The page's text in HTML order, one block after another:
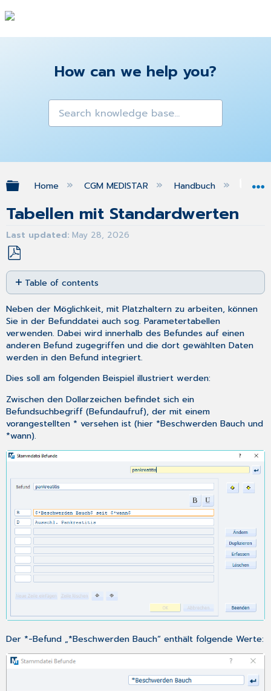
How can we help you?
Expand/collapse global hierarchy
Home CGM MEDISTAR Handbuch
Tabellen mit Standardwerten
Last updated May 28, 2026
Save
as
PDF
Table of contents
No
headers
Neben der Möglichkeit, mitPlatzhaltern zu arbeiten, können
Sie in derBefunddatei auch sog. Parametertabellen
verwenden. Dabei wird innerhalb des Befundes auf einen
anderen Befund zugegriffen und die dort gewählten Daten
werden in den Befund integriert.
Dies soll am folgenden Beispiel illustriert werden:
Zwischen den Dollarzeichen befindet sich ein
Befundsuchbegriff (Befundaufruf), der mit einem
vorangestellten * versehen ist (hier *Beschwerden Bauch und
*wann).
Der *-Befund „*Beschwerden Bauch“ enthält folgende Werte: